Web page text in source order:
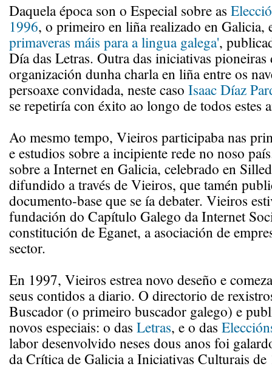
Daquela época son o Especial sobre as
1996, o primeiro en liña realizado en Galicia,
primaveras máis para a lingua galega',
Día das Letras. Outra das iniciativas
organización dunha charla en liña entre os
persoaxe convidada, neste caso Isaac Díaz
se repetiría con éxito ao longo de todos estes
Ao mesmo tempo, Vieiros participaba nas
e estudios sobre a incipiente rede no noso
sobre a Internet en Galicia, celebrado en
difundido a través de Vieiros, que tamén
documento-base que se ía debater. Vieiros
fundación do Capítulo Galego da Internet
constitución de Eganet, a asociación de
sector.
En 1997, Vieiros estrea novo deseño e
seus contidos a diario. O directorio de
Buscador (o primeiro buscador galego) e
novos especiais: o das Letras, e o das
labor desenvolvido neses dous anos foi
da Crítica de Galicia a Iniciativas Culturais de